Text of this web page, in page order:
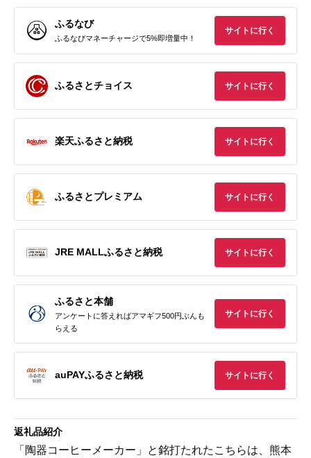
ふるなび
ふるなびマネーチャージで5%即増量中！
サイトに行く
ふるさとチョイス サイトに行く
楽天ふるさと納税 サイトに行く
ふるさとプレミアム サイトに行く
JRE MALLふるさと納税 サイトに行く
ふるさと本舗
アンケートに答えればアマギフ500円ぶんも
らえる
サイトに行く
auPAYふるさと納税 サイトに行く
返礼品紹介
「陶器コーヒーメーカー」と銘打たれたこちらは、熊本